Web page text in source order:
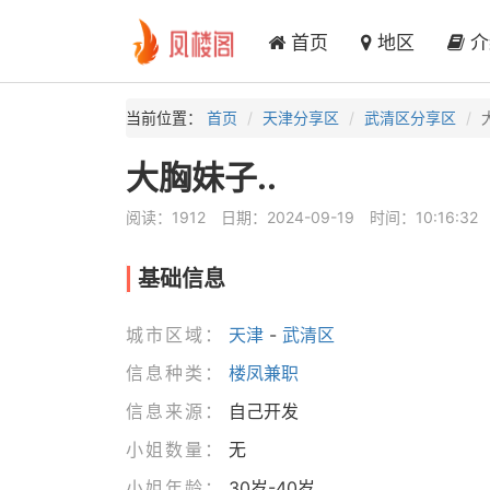
首页 地区 介
当前位置： 首页 天津分享区 武清区分享区
大胸妹子..
阅读：1912 日期：2024-09-19 时间：10:16:32
基础信息
城市区域： 天津- 武清区
信息种类：
楼凤兼职
信息来源：
自己开发
小姐数量：
无